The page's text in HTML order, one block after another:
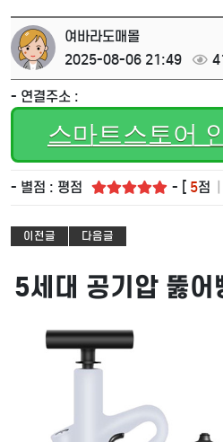
여바라도매몰
2025-08-06 21:49
- 연결주소 :
스마트스토어
- 별점 : 평점 - [ 5점
이전글 다음글
5세대 공기압 뚫어